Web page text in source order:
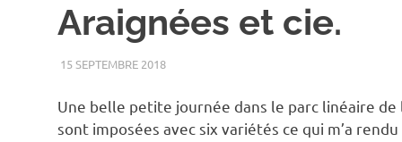
Araignées et cie.
15 SEPTEMBRE 2018RENATO
ARAIGNÉE
Une belle petite journée dans le parc linéaire
sont imposées avec six variétés ce qui m’a